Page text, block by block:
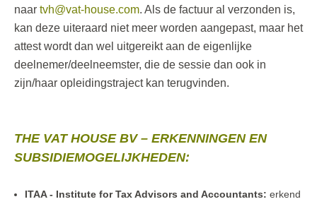
naar tvh@vat-house.com. Als de factuur al verzonden is,
kan deze uiteraard niet meer worden aangepast, maar het
attest wordt dan wel uitgereikt aan de eigenlijke
deelnemer/deelneemster, die de sessie dan ook in
zijn/haar opleidingstraject kan terugvinden.
THE VAT HOUSE BV – ERKENNINGEN EN
SUBSIDIEMOGELIJKHEDEN:
ITAA - Institute for Tax Advisors and Accountants: erkend